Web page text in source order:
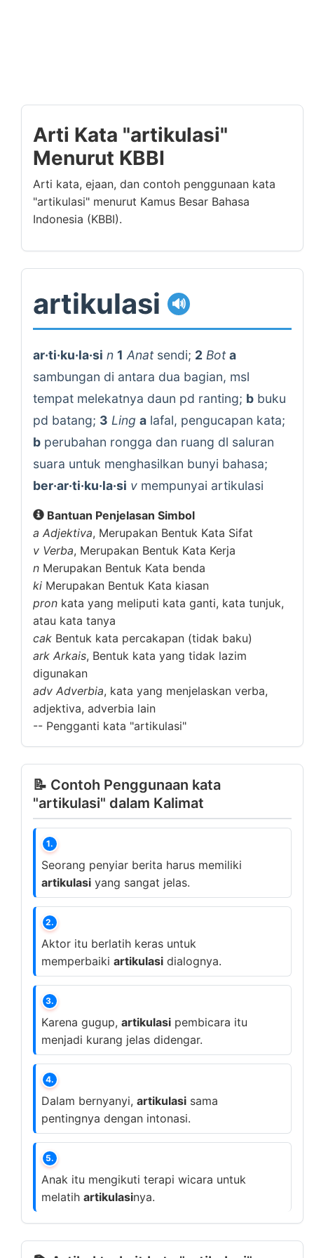
Arti Kata "artikulasi"
Menurut KBBI
Arti kata, ejaan, dan contoh penggunaan kata
"artikulasi" menurut Kamus Besar Bahasa
Indonesia (KBBI).
artikulasi 🔊
ar·ti·ku·la·si n 1 Anatsendi; 2 Bot a
sambungan di antara dua bagian, msl
tempat melekatnya daun pd ranting; b buku
pd batang; 3 Ling a lafal, pengucapan kata;
b perubahan rongga dan ruang dl saluran
suara untuk menghasilkan bunyi bahasa;
ber·ar·ti·ku·la·si v mempunyai artikulasi
Bantuan Penjelasan Simbol
a Adjektiva, Merupakan Bentuk Kata Sifat
v Verba, Merupakan Bentuk Kata Kerja
n Merupakan Bentuk Kata benda
ki Merupakan Bentuk Kata kiasan
pron kata yang meliputi kata ganti, kata tunjuk,
atau kata tanya
cak Bentuk kata percakapan (tidak baku)
ark Arkais, Bentuk kata yang tidak lazim
digunakan
adv Adverbia, kata yang menjelaskan verba,
adjektiva, adverbia lain
-- Pengganti kata "artikulasi"
📝 Contoh Penggunaan kata
"artikulasi" dalam Kalimat
1.
Seorang penyiar berita harus memiliki
artikulasi yang sangat jelas.
2.
Aktor itu berlatih keras untuk
memperbaiki artikulasi dialognya.
3.
Karena gugup, artikulasi pembicara itu
menjadi kurang jelas didengar.
4.
Dalam bernyanyi, artikulasi sama
pentingnya dengan intonasi.
5.
Anak itu mengikuti terapi wicara untuk
melatih artikulasinya.